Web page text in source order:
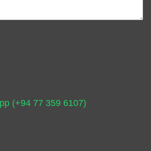
(+94 77 359 6107)